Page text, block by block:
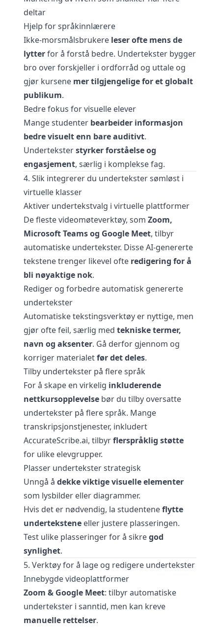
deltar
Hjelp for språkinnlærere
Ikke-morsmålsbrukere leser ofte mens de
lytterfor å forstå bedre. Undertekster bygger
bro over forskjeller i ordforråd og uttale og
gjør kursene mer tilgjengelige for et globalt
publikum.
Bedre fokus for visuelle elever
Mange studenter bearbeider informasjon
bedre visuelt enn bare auditivt.
Underteksterstyrker forståelse og
engasjement, særlig i komplekse fag.
4. Slik integrerer du undertekster sømløst i
virtuelle klasser
Aktiver undertekstvalg i virtuelle plattformer
De fleste videomøteverktøy, som Zoom,
Microsoft Teams og Google Meet, tilbyr
automatiske undertekster. Disse AI-genererte
tekstene trenger likevel ofte redigering for å
bli nøyaktige nok.
Rediger og forbedre automatisk genererte
undertekster
Automatiske tekstingsverktøy er nyttige, men
gjør ofte feil, særlig med tekniske termer,
navn og aksenter. Gå derfor gjennom og
korriger materialetfør det deles.
Tilby undertekster på flere språk
For å skape en virkelig inkluderende
nettkursopplevelse bør du tilby oversatte
undertekster på flere språk. Mange
transkripsjonstjenester, inkludert
AccurateScribe.ai, tilbyrflerspråklig støtte
for ulike elevgrupper.
Plasser undertekster strategisk
Unngå å dekke viktige visuelle elementer
som lysbilder eller diagrammer.
Hvis det er nødvendig, la studenteneflytte
undertekstene eller justere plasseringen.
Test ulike plasseringer for å sikregod
synlighet.
5. Verktøy for å lage og redigere undertekster
Innebygde videoplattformer
Zoom & Google Meet: tilbyr automatiske
undertekster i sanntid, men kan kreve
manuelle rettelser.